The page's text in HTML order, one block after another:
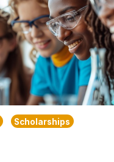
Scholarships